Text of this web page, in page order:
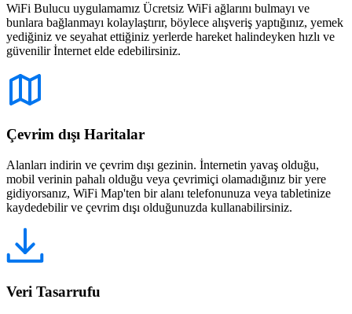
WiFi Bulucu uygulamamız Ücretsiz WiFi ağlarını bulmayı ve
bunlara bağlanmayı kolaylaştırır, böylece alışveriş yaptığınız, yemek
yediğiniz ve seyahat ettiğiniz yerlerde hareket halindeyken hızlı ve
güvenilir İnternet elde edebilirsiniz.
Çevrim dışı Haritalar
Alanları indirin ve çevrim dışı gezinin. İnternetin yavaş olduğu,
mobil verinin pahalı olduğu veya çevrimiçi olamadığınız bir yere
gidiyorsanız, WiFi Map'ten bir alanı telefonunuza veya tabletinize
kaydedebilir ve çevrim dışı olduğunuzda kullanabilirsiniz.
Veri Tasarrufu